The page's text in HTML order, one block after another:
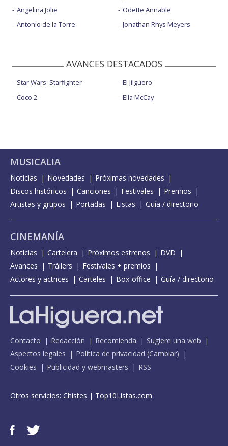
Angelina Jolie
Antonio de la Torre
Odette Annable
Jonathan Rhys Meyers
AVANCES DESTACADOS
Star Wars: Starfighter
Coco 2
El jilguero
Ella McCay
MUSICALIA
Noticias Novedades
Próximas novedades
Discos históricos
Canciones Festivales
Premios
Artistas y grupos
Portadas Listas Guía / directorio
CINEMANÍA
Noticias Cartelera Próximos estrenos
DVD
Avances
Tráilers
Festivales + premios
Actores y actrices
Carteles Box-office Guía / directorio
Contacto Redacción Recomienda
Sugiere una web
Aspectos legales
Política de privacidad (Cambiar)
Cookies
Publicidad y webmasters RSS
Otros servicios: Chistes | Top10Listas.com